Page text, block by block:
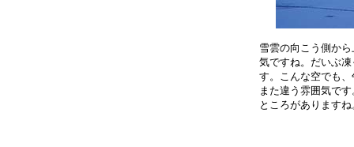
雪雲の向こう側か
気ですね。だいぶ
す。こんな空でも
また違う雰囲気で